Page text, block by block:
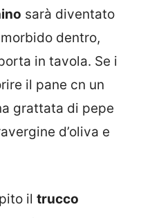
sarà diventato
dentro,
in tavola. Se i
il pane cn un
grattata di pepe
d’oliva e
il trucco